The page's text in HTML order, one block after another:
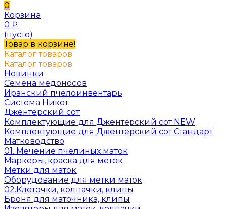
0
Корзина
0 ₽
(пусто)
Товар в корзине!
Каталог товаров
Каталог товаров
Новинки
Семена медоносов
Иранский пчелоинвентарь
Система Никот
Джентерский сот
Комплектующие для Джентерский сот NEW
Комплектующие для Джентерский сот Стандарт
Матководство
01. Мечение пчелиных маток
Маркеры, краска для меток
Метки для маток
Оборудование для метки маток
02.Клеточки, колпачки, клипы
Броня для маточника, клипы